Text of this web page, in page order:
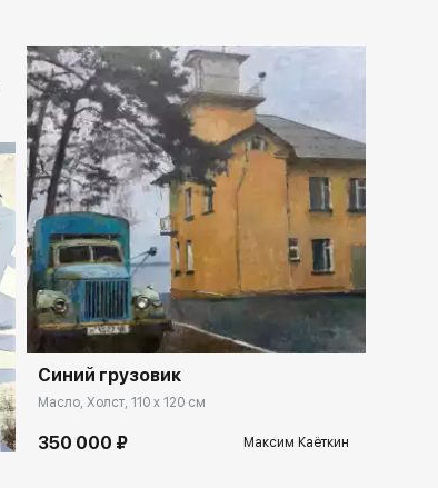
Домен: ekb.rakovgallery.ru
Синий грузовик
Масло, Холст, 110 x 120 см
350 000 ₽ Максим Каёткин